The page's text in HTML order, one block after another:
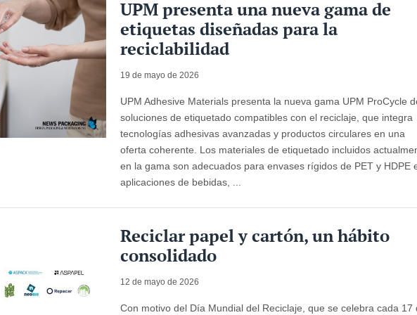
UPM presenta una nueva gama de
etiquetas diseñadas para la
reciclabilidad
19 de mayo de 2026
UPM Adhesive Materials presenta la nueva gama UPM ProCycle
soluciones de etiquetado compatibles con el reciclaje, que integra
tecnologías adhesivas avanzadas y productos circulares en una
oferta coherente. Los materiales de etiquetado incluidos
en la gama son adecuados para envases rígidos de PET y HDPE
aplicaciones de bebidas, ...
Reciclar papel y cartón, un hábito
consolidado
12 de mayo de 2026
Con motivo del Día Mundial del Reciclaje, que se celebra cada 17